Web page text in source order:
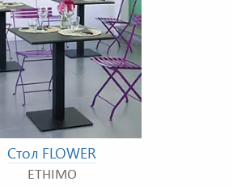
Стол FLOWER
ETHIMO